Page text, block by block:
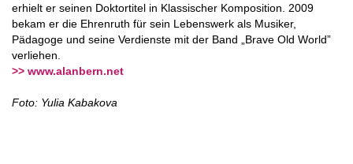
erhielt er seinen Doktortitel in Klassischer Komposition. 2009
bekam er die Ehrenruth für sein Lebenswerk als Musiker,
Pädagoge und seine Verdienste mit der Band „Brave Old World”
verliehen.
>> www.alanbern.net
Foto: Yulia Kabakova